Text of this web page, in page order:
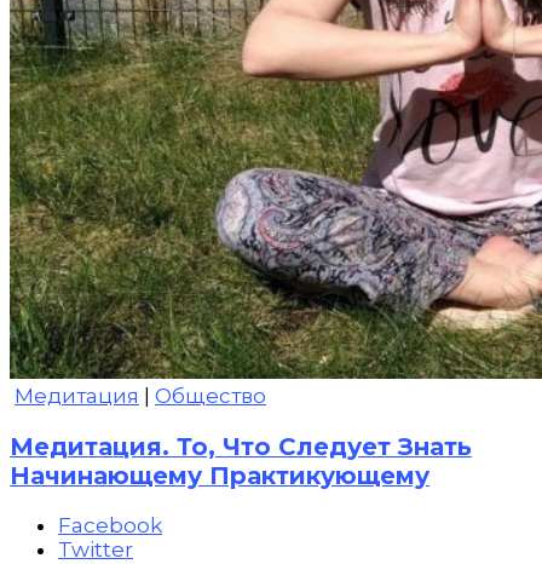
Медитация | Общество
Медитация. То, Что Следует Знать
Начинающему Практикующему
Facebook
Twitter